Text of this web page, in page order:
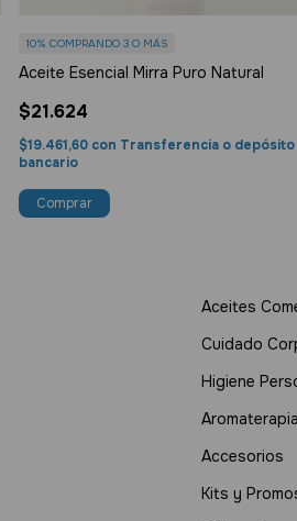
Aceite Esencial Mirra Puro Natural
$21.624
10% COMPRANDO 3 O MÁS
$19.461,60 con Transferencia o depósito
bancario
Aceites
Cuidado
Higiene
Aromaterapia
Accesorios
Kits y